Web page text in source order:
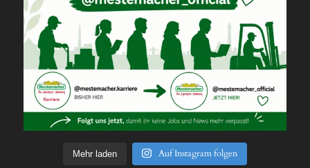
Mehr laden Auf Instagram folgen